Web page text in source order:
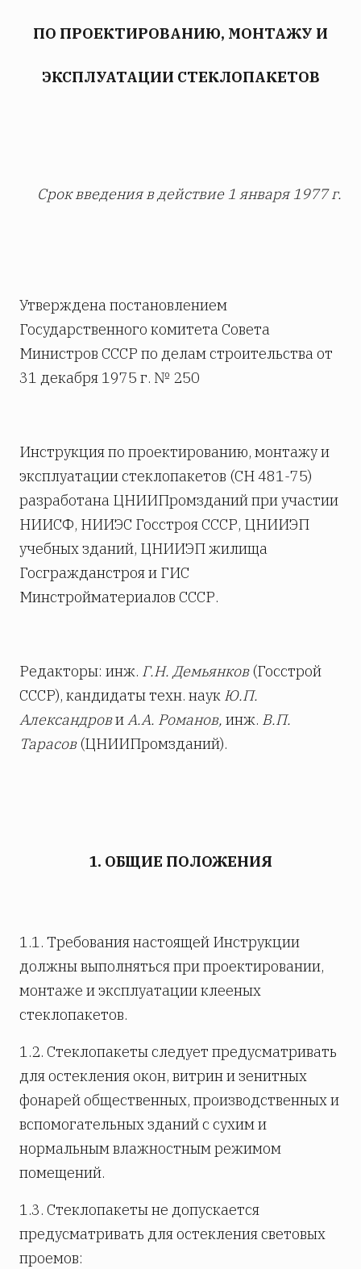
ПО ПРОЕКТИРОВАНИЮ, МОНТАЖУ И
ЭКСПЛУАТАЦИИ СТЕКЛОПАКЕТОВ
Срок введения в действие 1 января 1977 г.
Утверждена постановлением
Государственного комитета Совета
Министров СССР по делам строительства от
31 декабря 1975 г. № 250
Инструкция по проектированию, монтажу и
эксплуатации стеклопакетов (СН 481-75)
разработана ЦНИИПромзданий при участии
НИИСФ, НИИЭС Госстроя СССР, ЦНИИЭП
учебных зданий, ЦНИИЭП жилища
Госгражданстроя и ГИС
Минстройматериалов СССР.
Редакторы: инж. Г.Н. Демьянков(Госстрой
СССР), кандидаты техн. наук Ю.П.
АлександровиА.А. Романов, инж. В.П.
Тарасов(ЦНИИПромзданий).
1. ОБЩИЕ ПОЛОЖЕНИЯ
1.1. Требования настоящей Инструкции
должны выполняться при проектировании,
монтаже и эксплуатации клееных
стеклопакетов.
1.2. Стеклопакеты следует предусматривать
для остекления окон, витрин и зенитных
фонарей общественных, производственных и
вспомогательных зданий с сухим и
нормальным влажностным режимом
помещений.
1.3. Стеклопакеты не допускается
предусматривать для остекления световых
проемов: